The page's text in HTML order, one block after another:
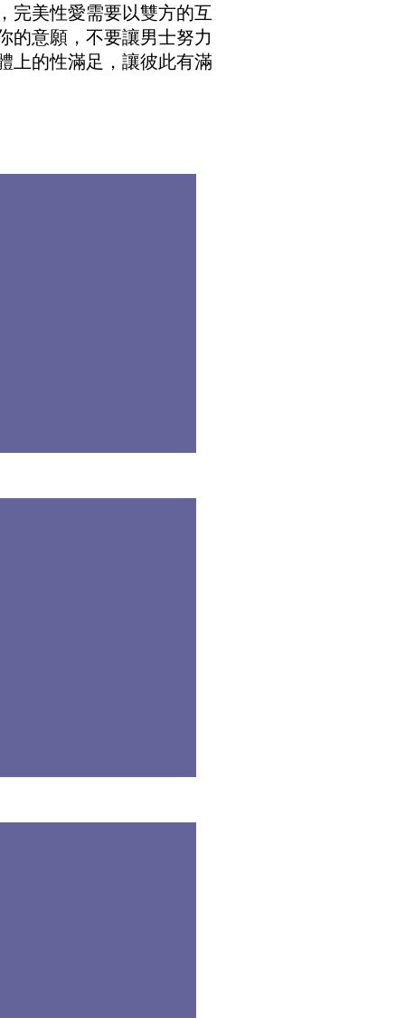
完美性愛需要以雙方的互
的意願，不要讓男士努力
上的性滿足，讓彼此有滿